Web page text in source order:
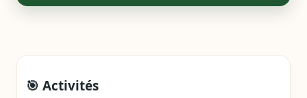
🎯 Activités